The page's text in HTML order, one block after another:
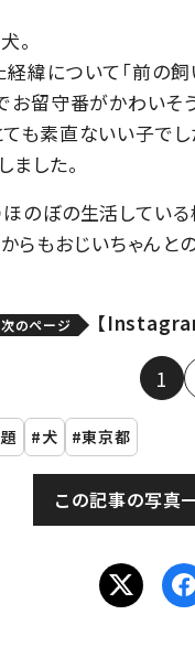
。
緯について「前の
お留守番がかわい
も素直ないい子で
ました。
のぼの生活してい
もおじいちゃんと
次のページ 【
1
犬 東京都
この記事の写真